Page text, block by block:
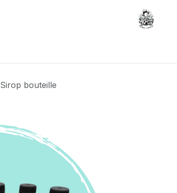
Sirop bouteille